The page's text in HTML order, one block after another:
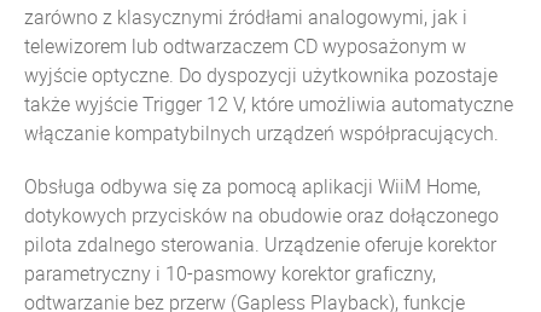
zarówno z klasycznymi źródłami analogowymi, jak i
telewizorem lub odtwarzaczem CD wyposażonym w
wyjście optyczne. Do dyspozycji użytkownika pozostaje
także wyjście Trigger 12 V, które umożliwia automatyczne
włączanie kompatybilnych urządzeń współpracujących.
Obsługa odbywa się za pomocą aplikacji WiiM Home,
dotykowych przycisków na obudowie oraz dołączonego
pilota zdalnego sterowania. Urządzenie oferuje korektor
parametryczny i 10-pasmowy korektor graficzny,
odtwarzanie bez przerw (Gapless Playback), funkcje